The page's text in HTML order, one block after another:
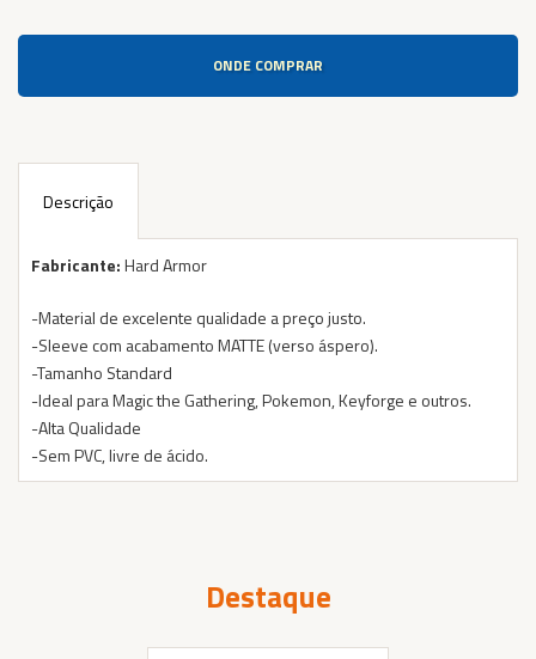
ONDE COMPRAR
Descrição
Fabricante:Hard Armor
-Material de excelente qualidade a preço justo.
-Sleeve com acabamento MATTE (verso áspero).
-Tamanho Standard
-Ideal para Magic the Gathering, Pokemon, Keyforge e outros.
-Alta Qualidade
-Sem PVC, livre de ácido.
Destaque